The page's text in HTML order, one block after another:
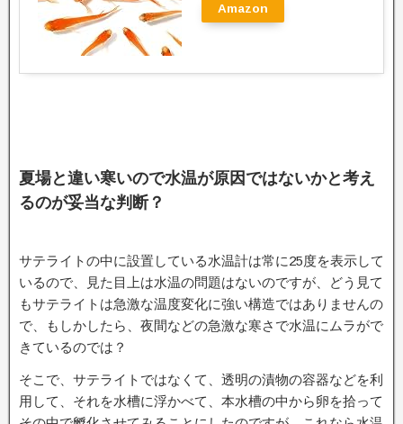
Amazon
夏場と違い寒いので水温が原因ではないかと考え
るのが妥当な判断？
サテライトの中に設置している水温計は常に25度を表示して
いるので、見た目上は水温の問題はないのですが、どう見て
もサテライトは急激な温度変化に強い構造ではありませんの
で、もしかしたら、夜間などの急激な寒さで水温にムラがで
きているのでは？
そこで、サテライトではなくて、透明の漬物の容器などを利
用して、それを水槽に浮かべて、本水槽の中から卵を拾って